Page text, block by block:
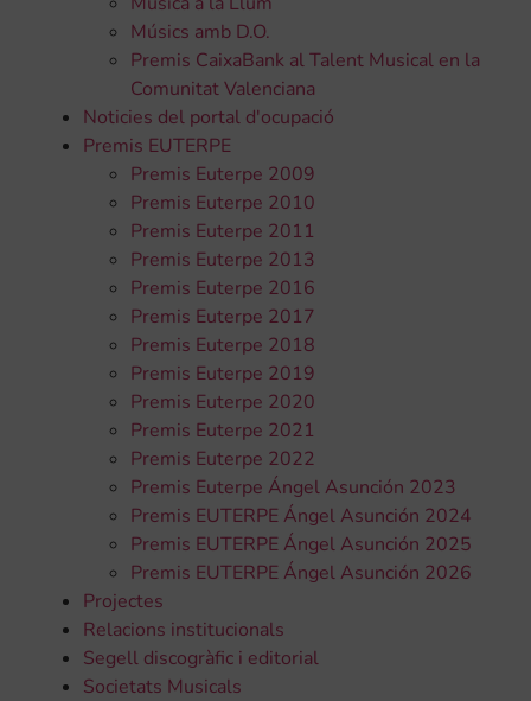
Músics amb D.O.
Premis CaixaBank al Talent Musical en la
Comunitat Valenciana
Noticies del portal d'ocupació
Premis EUTERPE
Premis Euterpe 2009
Premis Euterpe 2010
Premis Euterpe 2011
Premis Euterpe 2013
Premis Euterpe 2016
Premis Euterpe 2017
Premis Euterpe 2018
Premis Euterpe 2019
Premis Euterpe 2020
Premis Euterpe 2021
Premis Euterpe 2022
Premis Euterpe Ángel Asunción 2023
Premis EUTERPE Ángel Asunción 2024
Premis EUTERPE Ángel Asunción 2025
Premis EUTERPE Ángel Asunción 2026
Projectes
Relacions institucionals
Segell discogràfic i editorial
Societats Musicals